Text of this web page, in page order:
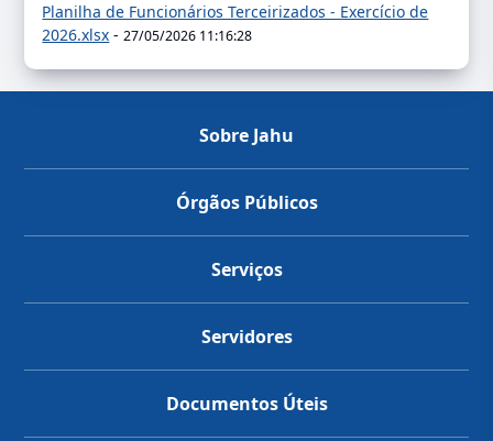
Planilha de Funcionários Terceirizados - Exercício de
2026.xlsx -27/05/2026 11:16:28
Sobre Jahu
Órgãos Públicos
Serviços
Servidores
Documentos Úteis